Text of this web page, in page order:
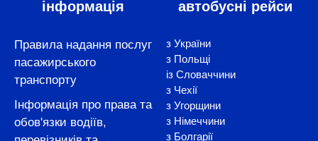
інформація
Правила надання послуг
пасажирського
транспорту
Інформація про права та
обов'язки водіїв,
автобусні рейси
з України
з Польщі
із Словаччини
з Чехії
з Угорщини
з Німеччини
з Болгарії